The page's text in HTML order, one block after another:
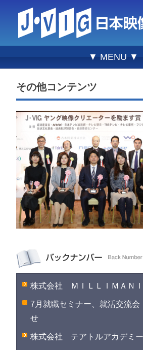
▼ MENU ▼
その他コンテンツ
株式会社 ＭＩＬＬＩＭＡＮＩ
7月就職セミナー、就活交流
せ
株式会社 テアトルアカデミー